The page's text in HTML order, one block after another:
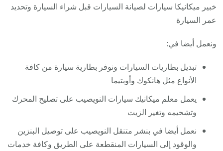
خبير ميكانيكا سيارات لصيانة السيارات قبل شراء السيارة وتحديد
عمر السيارة
ونعمل أيضا في:
تبديل بطاريات السيارات ونوفر بطارية سيارة من كافة
الأنواع مثل هانكوك وأوبتيما
يعمل معلم ميكانيك سيارات النويصيب على تصليح المحرك
وتشحيمه وتغير الزيت
نعمل أيضا في بنشر متنقل النويصيب على توصيل البنزين
والوقود إلى السيارات المنقطعة على الطريق وكافة خدمات